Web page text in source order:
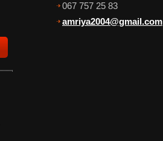
067 757 25 83
amriya2004@gmail.com